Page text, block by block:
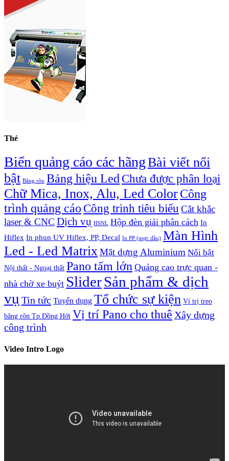
Thẻ
Biển quảng cáo các hãngBài viết nổi
bật Băng rôn Bảng hiệu Led Chưa được phân loại
Chữ Mica, Inox, Alu, Led ColorCông
trình quảng cáo Công trình tiêu biểu Cắt khắc
laser & CNC Dịch vụ HSNL Hộp đèn giải phân cách In
Hiflex In phun UV Hiflex, PP, Decal In PP (mực dầu) Màn Hình
Led - Led MatrixMặt dựng Aluminium Nổi bật
Nội thất - Ngoại thất Pano tấm lớn Quảng cao trực quan -
nhà chờ xe buýt SliderSản phẩm & dịch
vụ Tin tức Tuyển dụng Tổ chức sự kiện Ví trị treo
băng rôn Tp.Đồng Hới Vị trí Pano cho thuê Xây dựng
công trình
Video Intro Logo